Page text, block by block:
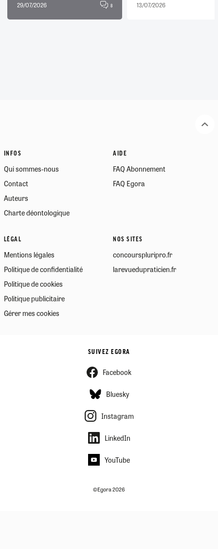
29/07/2026 8 13/07/2026
INFOS
Qui sommes-nous
Contact
Auteurs
Charte déontologique
AIDE
FAQ Abonnement
FAQ Egora
LÉGAL
Mentions légales
Politique de confidentialité
Politique de cookies
Politique publicitaire
Gérer mes cookies
NOS SITES
concourspluripro.fr
larevuedupraticien.fr
SUIVEZ EGORA
Facebook
Bluesky
Instagram
LinkedIn
YouTube
©Egora 2026